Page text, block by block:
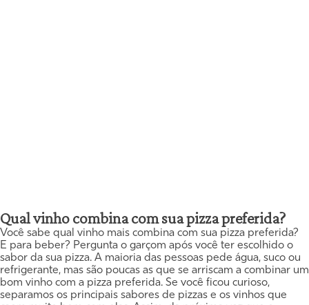
Qual vinho combina com sua pizza preferida?
Você sabe qual vinho mais combina com sua pizza preferida?
E para beber? Pergunta o garçom após você ter escolhido o
sabor da sua pizza. A maioria das pessoas pede água, suco ou
refrigerante, mas são poucas as que se arriscam a combinar um
bom vinho com a pizza preferida. Se você ficou curioso,
separamos os principais sabores de pizzas e os vinhos que